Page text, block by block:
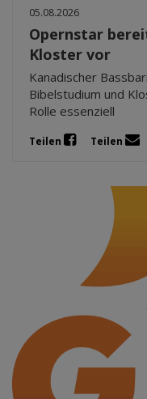
05.08.2026
Opernstar
Kloster vor
Kanadischer
Bibelstudium und
Rolle essenziell
Teilen Teilen